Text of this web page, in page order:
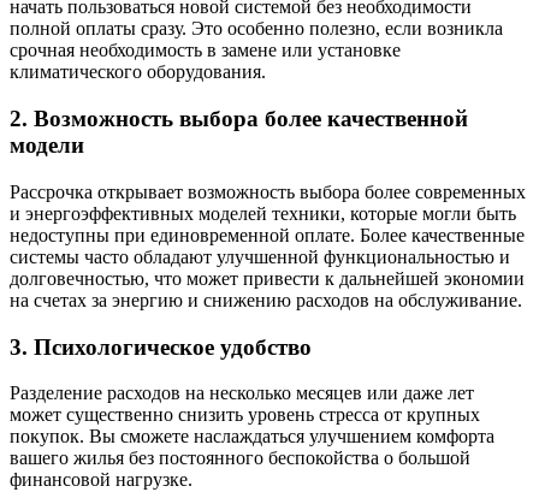
начать пользоваться новой системой без необходимости
полной оплаты сразу. Это особенно полезно, если возникла
срочная необходимость в замене или установке
климатического оборудования.
2. Возможность выбора более качественной
модели
Рассрочка открывает возможность выбора более современных
и энергоэффективных моделей техники, которые могли быть
недоступны при единовременной оплате. Более качественные
системы часто обладают улучшенной функциональностью и
долговечностью, что может привести к дальнейшей экономии
на счетах за энергию и снижению расходов на обслуживание.
3. Психологическое удобство
Разделение расходов на несколько месяцев или даже лет
может существенно снизить уровень стресса от крупных
покупок. Вы сможете наслаждаться улучшением комфорта
вашего жилья без постоянного беспокойства о большой
финансовой нагрузке.